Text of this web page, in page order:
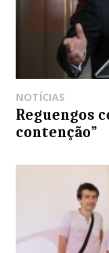
NOTÍCIAS
Reguengos
contenção”